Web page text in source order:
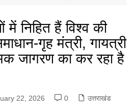
में निहित हैं विश्व की
गृह मंत्री, गायत्री
जागरण का कर रहा है
22, 2026 0 उत्तराखंड